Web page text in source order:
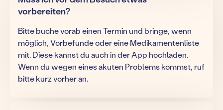
vorbereiten?
Bitte buche vorab einen Termin und bringe, wenn
möglich, Vorbefunde oder eine Medikamentenliste
mit. Diese kannst du auch in der App hochladen.
Wenn du wegen eines akuten Problems kommst, ruf
bitte kurz vorher an.